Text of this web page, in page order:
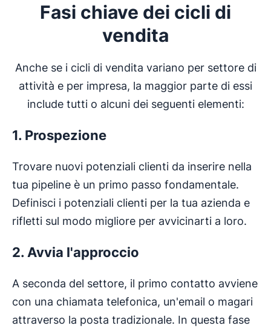
Fasi chiave dei cicli di
vendita
Anche se i cicli di vendita variano per settore di
attività e per impresa, la maggior parte di essi
include tutti o alcuni dei seguenti elementi:
1. Prospezione
Trovare nuovi potenziali clienti da inserire nella
tua pipeline è un primo passo fondamentale.
Definisci i potenziali clienti per la tua azienda e
rifletti sul modo migliore per avvicinarti a loro.
2. Avvia l'approccio
A seconda del settore, il primo contatto avviene
con una chiamata telefonica, un'email o magari
attraverso la posta tradizionale. In questa fase